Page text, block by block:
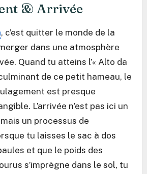
& Arrivée
, c’est quitter le monde de la
dans une atmosphère
Quand tu atteins l’« Alto da
de ce petit hameau, le
est presque
L’arrivée n’est pas ici un
un processus de
tu laisses le sac à dos
et que le poids des
s’imprègne dans le sol, tu